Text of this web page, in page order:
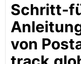
Schritt-
von